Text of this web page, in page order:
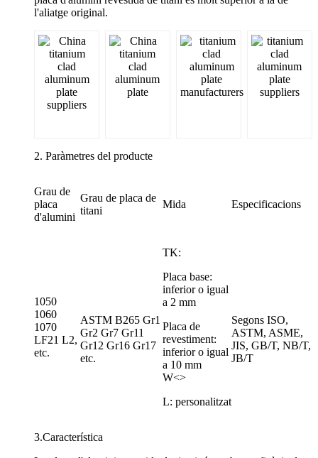
l'aliatge original.
2. Paràmetres del producte
Grau de
placa
d'alumini
Grau de placa de
titani
Mida Especificacions
1050
1060
1070
LF21 L2,
etc.
ASTM B265 Gr1
Gr2 Gr7 Gr11
Gr12 Gr16 Gr17
etc.
TK:
Placa base:
inferior o igual
a 2 mm
Placa de
revestiment:
inferior o igual
a 10 mm
W<>
L: personalitzat
Segons ISO,
ASTM, ASME,
JIS, GB/T, NB/T,
JB/T
3.Característica